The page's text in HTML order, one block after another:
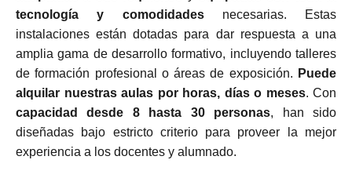
tecnología y comodidadesnecesarias. Estas
instalaciones están dotadas para dar respuesta a una
amplia gama de desarrollo formativo, incluyendo talleres
de formación profesional o áreas de exposición. Puede
alquilar nuestras aulas por horas, días o meses. Con
capacidad desde 8 hasta 30 personas, han sido
diseñadas bajo estricto criterio para proveer la mejor
experiencia a los docentes y alumnado.